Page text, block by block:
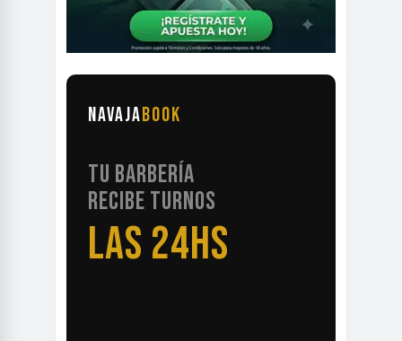
NAVAJABOOK
TU BARBERÍA
RECIBE TURNOS
LAS 24HS